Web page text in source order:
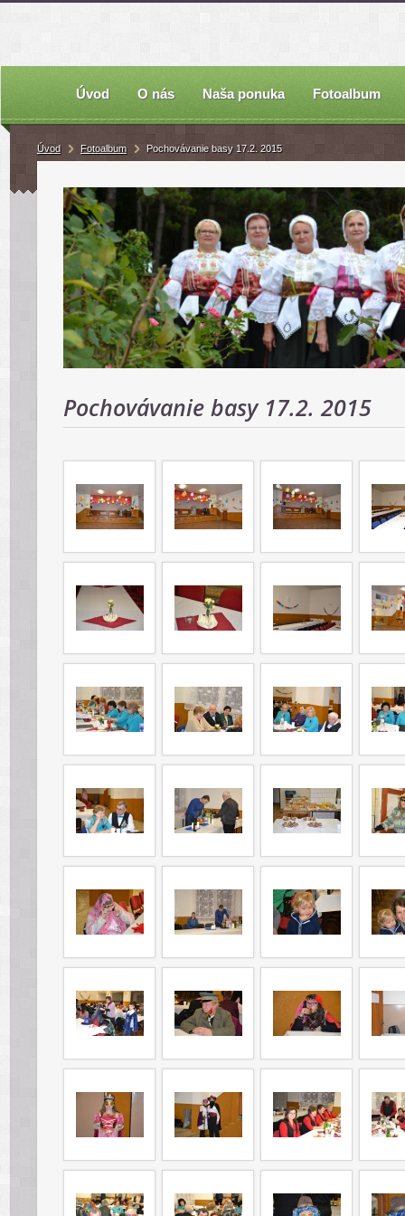
Úvod O nás Naša ponuka Fotoalbum
Úvod Fotoalbum Pochovávanie basy 17.2. 2015
Pochovávanie basy 17.2. 2015